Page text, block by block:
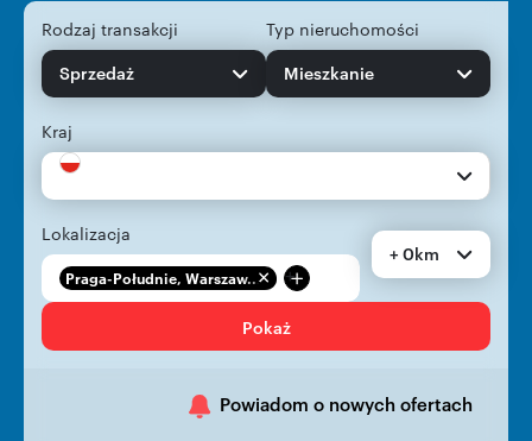
Rodzaj transakcji
Sprzedaż
Typ nieruchomości
Mieszkanie
Kraj
Lokalizacja
Praga-Południe, Warszaw... +
+ 0km
Pokaż
Powiadom o nowych ofertach